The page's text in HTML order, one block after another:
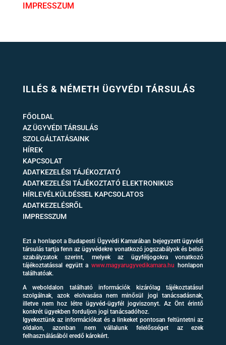
IMPRESSZUM
ILLÉS & NÉMETH ÜGYVÉDI TÁRSULÁS
FŐOLDAL
AZ ÜGYVÉDI TÁRSULÁS
SZOLGÁLTATÁSAINK
HÍREK
KAPCSOLAT
ADATKEZELÉSI TÁJÉKOZTATÓ
ADATKEZELÉSI TÁJÉKOZTATÓ ELEKTRONIKUS
HÍRLEVÉLKÜLDÉSSEL KAPCSOLATOS
ADATKEZELÉSRŐL
IMPRESSZUM
Ezt a honlapot a Budapesti Ügyvédi Kamarában bejegyzett ügyvédi
társulás tartja fenn az ügyvédekre vonatkozó jogszabályok és belső
szabályzatok szerint, melyek az ügyféljogokra vonatkozó
tájékoztatással együtt awww.magyarugyvedikamara.hu honlapon
találhatóak.
A weboldalon található információk kizárólag tájékoztatásul
szolgálnak, azok elolvasása nem minősül jogi tanácsadásnak,
illetve nem hoz létre ügyvéd-ügyfél jogviszonyt. Az Önt érintő
konkrét ügyekben forduljon jogi tanácsadóhoz.
Igyekeztünk az információkat és a linkeket pontosan feltüntetni az
oldalon, azonban nem vállalunk felelősséget az ezek
felhasználásából eredő károkért.